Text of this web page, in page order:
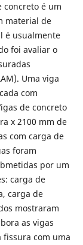
concreto é um
material de
é usualmente
foi avaliar o
Uma viga
com
de concreto
x 2100 mm de
com carga de
foram
por um
carga de
carga de
mostraram
as vigas
com uma